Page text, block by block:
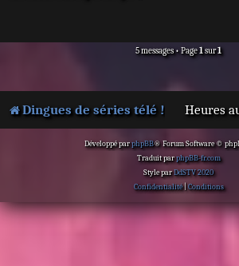
e
5 messages • Page1sur1
Dingues de séries télé ! Heures
Développé parphpBB® Forum Software ©
Traduit parphpBB-fr.com
Style parDdSTV 2020
Confidentialité| Conditions